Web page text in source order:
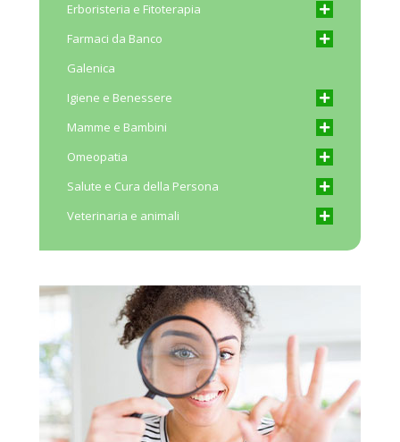
Erboristeria e Fitoterapia
Farmaci da Banco
Galenica
Igiene e Benessere
Mamme e Bambini
Omeopatia
Salute e Cura della Persona
Veterinaria e animali